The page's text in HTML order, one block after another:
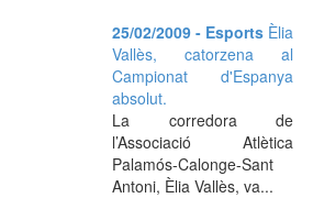
25/02/2009 - Esports Èlia
Vallès, catorzena al
Campionat d'Espanya
absolut.
La corredora de
l’Associació Atlètica
Palamós-Calonge-Sant
Antoni, Èlia Vallès, va...